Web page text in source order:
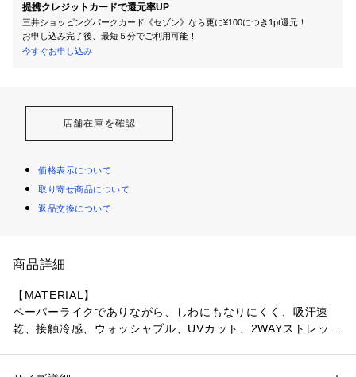
提携クレジットカードで還元率UP
三井ショッピングパークカード《セゾン》なら更に¥100につき1pt還元！
お申し込み完了後、最短５分でご利用可能！
今すぐお申し込み
店舗在庫を確認
価格表示について
取り寄せ商品について
返品交換について
商品詳細
【MATERIAL】
ペーパーライクでありながら、しわにもなりにくく、吸汗速
乾、接触冷感、ウォッシャブル、UVカット、2WAYストレッチ